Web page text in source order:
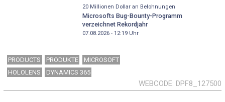
20 Millionen Dollar an Belohnungen
Microsofts Bug-Bounty-Programm
verzeichnet Rekordjahr
07.08.2026 - 12:19Uhr
PRODUCTS PRODUKTE
MICROSOFT
HOLOLENS
DYNAMICS 365
WEBCODE DPF8_127500